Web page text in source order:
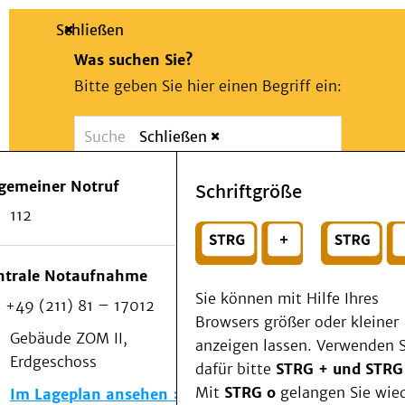
Suche
Schließen
Was suchen Sie?
Bitte geben Sie hier einen Begriff ein:
Suchen
Wählen Sie ein Thema für Ihren
Notfall
Schließen
Notruf
112
Notaufnahme
+49 (211) 81 – 17012
Gebäude ZOM II,
Erdgeschoss
Im Lageplan ansehen
Schriftgröße
Sie können mit Hilfe Ihres
Browsers größer oder kleiner
anzeigen lassen. Verwenden
dafür bitte STRG + und
Mit STRG o gelangen Sie
Patienten & Besucher
Als Patient am UKD
Beratung und Unterstützung
Veranstaltungen
Kommunikation im Medizinwesen (KIM)
Notfall
Forschung & Lehre
Medizinische Fakultät